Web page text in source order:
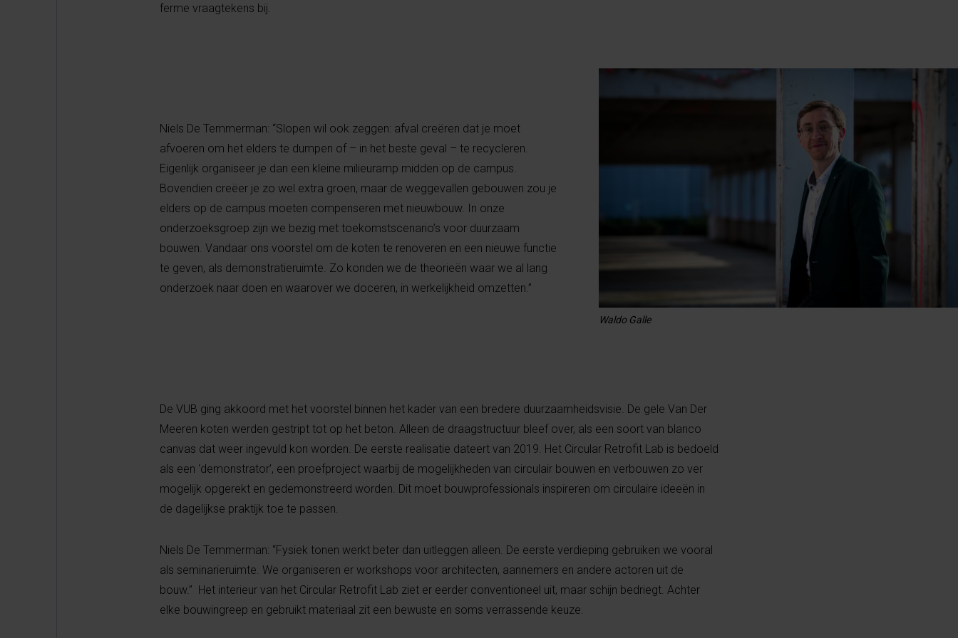
ferme vraagtekens bij.
Niels De Temmerman: “Slopen wil ook zeggen: afval creëren dat je moet
afvoeren om het elders te dumpen of – in het beste geval – te recycleren.
Eigenlijk organiseer je dan een kleine milieuramp midden op de campus.
Bovendien creëer je zo wel extra groen, maar de weggevallen gebouwen zou je
elders op de campus moeten compenseren met nieuwbouw. In onze
onderzoeksgroep zijn we bezig met toekomstscenario’s voor duurzaam
bouwen. Vandaar ons voorstel om de koten te renoveren en een nieuwe functie
te geven, als demonstratieruimte. Zo konden we de theorieën waar we al lang
onderzoek naar doen en waarover we doceren, in werkelijkheid omzetten.”
Waldo Galle
De VUB ging akkoord met het voorstel binnen het kader van een bredere duurzaamheidsvisie. De gele Van Der
Meeren koten werden gestript tot op het beton. Alleen de draagstructuur bleef over, als een soort van blanco
canvas dat weer ingevuld kon worden. De eerste realisatie dateert van 2019. Het Circular Retrofit Lab is bedoeld
als een ‘demonstrator’, een proefproject waarbij de mogelijkheden van circulair bouwen en verbouwen zo ver
mogelijk opgerekt en gedemonstreerd worden. Dit moet bouwprofessionals inspireren om circulaire ideeën in
de dagelijkse praktijk toe te passen.
Niels De Temmerman: “Fysiek tonen werkt beter dan uitleggen alleen. De eerste verdieping gebruiken we vooral
als seminarieruimte. We organiseren er workshops voor architecten, aannemers en andere actoren uit de
bouw.” Het interieur van het Circular Retrofit Lab ziet er eerder conventioneel uit, maar schijn bedriegt. Achter
elke bouwingreep en gebruikt materiaal zit een bewuste en soms verrassende keuze.